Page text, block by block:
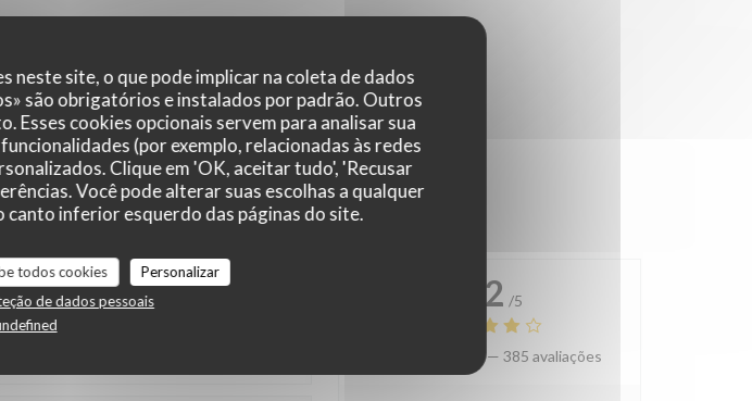
neste site, o que pode implicar na coleta de dados
são obrigatórios e instalados por padrão. Outros
Esses cookies opcionais servem para analisar sua
(por exemplo, relacionadas às redes
Clique em 'OK, aceitar tudo', 'Recusar
Você pode alterar suas escolhas a qualquer
canto inferior esquerdo das páginas do site.
todos cookies
Personalizar
de dados pessoais
ambience:3/5 menu:5/5 quality_price 4.2 /5
Avaliação média — 385 avaliações